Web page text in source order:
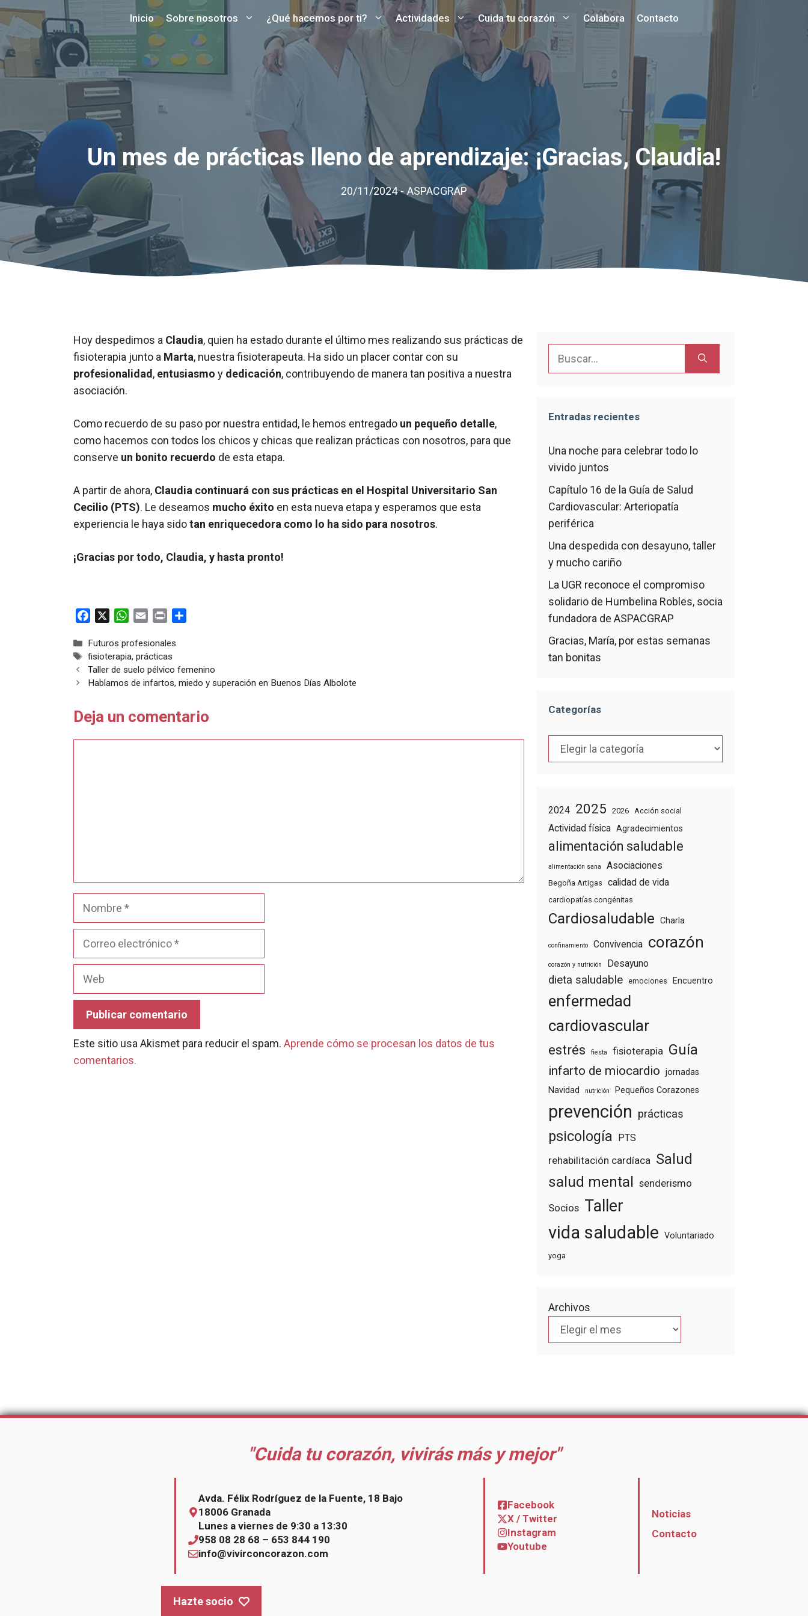
Saltar
al
contenido
Inicio Sobre nosotros ¿Qué hacemos por ti? Actividades Cuida tu corazón Colabora Contacto
Un mes de prácticas lleno de aprendizaje: ¡Gracias, Claudia!
20/11/2024 - ASPACGRAP
Hoy despedimos a Claudia, quien ha estado durante el último mes realizando sus prácticas de
fisioterapia junto a Marta, nuestra fisioterapeuta. Ha sido un placer contar con su
profesionalidad , entusiasmo y dedicación, contribuyendo de manera tan positiva a nuestra
asociación.
Como recuerdo de su paso por nuestra entidad, le hemos entregado un pequeño detalle,
como hacemos con todos los chicos y chicas que realizan prácticas con nosotros, para que
conserve un bonito recuerdo de esta etapa.
A partir de ahora, Claudia continuará con sus prácticas en el Hospital Universitario San
Cecilio (PTS). Le deseamos mucho éxito en esta nueva etapa y esperamos que esta
experiencia le haya sidotan enriquecedora como lo ha sido para nosotros.
¡Gracias por todo, Claudia, y hasta pronto!
c
e
b
o
k
W
a
t
s
A
p
a
i
l
i
n
t
a
r
i
Categorías
Futuros profesionales
Etiquetas
fisioterapia,prácticas
Taller de suelo pélvico femenino
Hablamos de infartos, miedo y superación en Buenos Días Albolote
Deja un comentario
Nombre
Este sitio usa Akismet para reducir el spam. Aprende cómo se procesan los datos de tus
comentarios.
Entradas recientes
Una noche para celebrar todo lo
vivido juntos
Capítulo 16 de la Guía de Salud
Cardiovascular: Arteriopatía
periférica
Una despedida con desayuno, taller
y mucho cariño
La UGR reconoce el compromiso
solidario de Humbelina Robles, socia
fundadora de ASPACGRAP
Gracias, María, por estas semanas
tan bonitas
Categorías
Categorías
2024 2025 2026 Acción social
Actividad física Agradecimientos
alimentación saludable
alimentación sana Asociaciones
Begoña Artigas calidad de vida
cardiopatías congénitas
Cardiosaludable Charla
confinamiento Convivencia corazón
corazón y nutrición Desayuno
dieta saludable emociones Encuentro
enfermedad
cardiovascular
estrés fiesta fisioterapia Guía
infarto de miocardio
jornadas
Navidad
nutrición Pequeños Corazones
prevención prácticas
psicología PTS
rehabilitación cardíaca Salud
salud mental senderismo
Socios Taller
vida saludable Voluntariado
yoga
Archivos
"Cuida tu corazón, vivirás más y mejor"
Avda. Félix Rodríguez de la Fuente, 18 Bajo
18006 Granada
Lunes a viernes de 9:30 a 13:30
958 08 28 68 – 653 844 190
info@vivirconcorazon.com
Facebook
X / Twitter
Instagram
Youtube
Noticias
Contacto
Hazte socio